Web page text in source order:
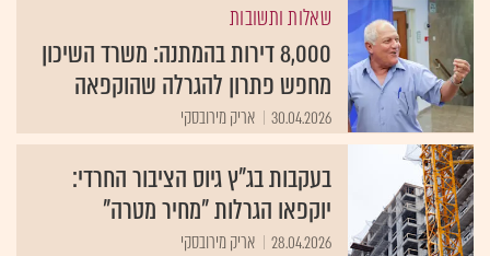
שאלות ותשובות
8,000 דירות בהמתנה: משרד השיכון
מחפש פתרון להגרלה שהוקפאה
30.04.2026 אריק מירובסקי
בעקבות בג"ץ גיוס הציבור החרדי:
יוקפאו הגרלות "מחיר מטרה"
28.04.2026 אריק מירובסקי